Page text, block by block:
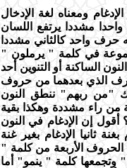
ومعناه لغة الإدخال
مشددا يرتفع اللسان
حرف واحد كالثاني مشددا
في كلمة " يرملون "
الساكنة أو التنوين أحد
الذي بعدهما من حروف
"من ربهم" ننطق النون
من راء مشددة وهكذا بقية
أقول إن الإدغام في النون
ثانيا الإدغام بغير غنة
الحروف الأربعة من كلمة "
وتجمعها كلمة " ينمو" أما